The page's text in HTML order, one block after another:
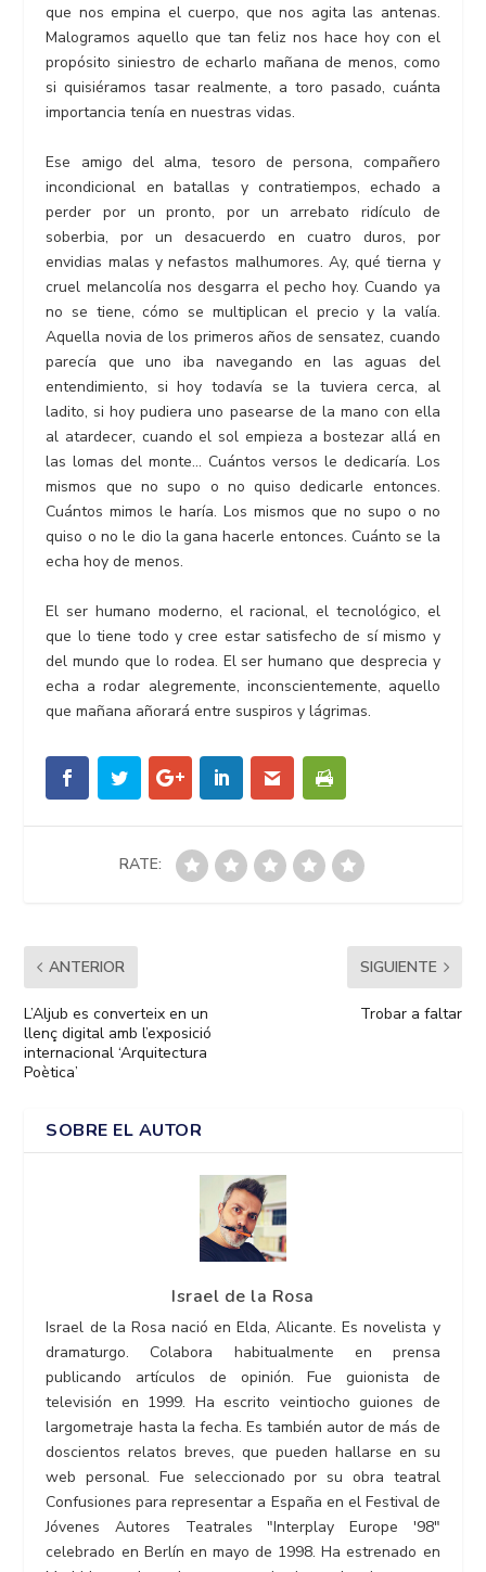
que nos empina el cuerpo, que nos agita las antenas.
Malogramos aquello que tan feliz nos hace hoy con el
propósito siniestro de echarlo mañana de menos, como
si quisiéramos tasar realmente, a toro pasado, cuánta
importancia tenía en nuestras vidas.
Ese amigo del alma, tesoro de persona, compañero
incondicional en batallas y contratiempos, echado a
perder por un pronto, por un arrebato ridículo de
soberbia, por un desacuerdo en cuatro duros, por
envidias malas y nefastos malhumores. Ay, qué tierna y
cruel melancolía nos desgarra el pecho hoy. Cuando ya
no se tiene, cómo se multiplican el precio y la valía.
Aquella novia de los primeros años de sensatez, cuando
parecía que uno iba navegando en las aguas del
entendimiento, si hoy todavía se la tuviera cerca, al
ladito, si hoy pudiera uno pasearse de la mano con ella
al atardecer, cuando el sol empieza a bostezar allá en
las lomas del monte… Cuántos versos le dedicaría. Los
mismos que no supo o no quiso dedicarle entonces.
Cuántos mimos le haría. Los mismos que no supo o no
quiso o no le dio la gana hacerle entonces. Cuánto se la
echa hoy de menos.
El ser humano moderno, el racional, el tecnológico, el
que lo tiene todo y cree estar satisfecho de sí mismo y
del mundo que lo rodea. El ser humano que desprecia y
echa a rodar alegremente, inconscientemente, aquello
que mañana añorará entre suspiros y lágrimas.
RATE:
ANTERIOR
L’Aljub es converteix en un
llenç digital amb l’exposició
internacional ‘Arquitectura
Poètica’
SIGUIENTE
Trobar a faltar
SOBRE EL AUTOR
Israel de la Rosa
Israel de la Rosa nació en Elda, Alicante. Es novelista y
dramaturgo. Colabora habitualmente en prensa
publicando artículos de opinión. Fue guionista de
televisión en 1999. Ha escrito veintiocho guiones de
largometraje hasta la fecha. Es también autor de más de
doscientos relatos breves, que pueden hallarse en su
web personal. Fue seleccionado por su obra teatral
Confusiones para representar a España en el Festival de
Jóvenes Autores Teatrales "Interplay Europe '98"
celebrado en Berlín en mayo de 1998. Ha estrenado en